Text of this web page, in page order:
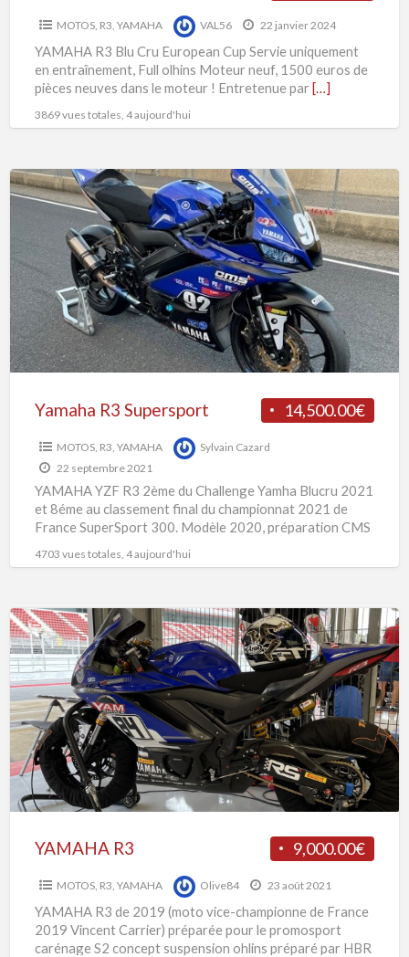
MOTOS, R3, YAMAHA VAL56 22 janvier 2024
YAMAHA R3 Blu Cru European Cup Servie uniquement
en entraînement, Full olhins Moteur neuf, 1500 euros de
pièces neuves dans le moteur ! Entretenue par[…]
3869 vues totales, 4 aujourd'hui
Yamaha
R3
Supersport
14,500.00€
Yamaha R3 Supersport
MOTOS, R3 YAMAHA
Sylvain Cazard
22 septembre 2021
YAMAHA YZF R3 2ème du Challenge Yamha Blucru 2021
et 8éme au classement final du championnat 2021 de
France SuperSport 300. Modèle 2020, préparation CMS
4703 vues totales, 4 aujourd'hui
YAMAHA
R3
9,000.00€
YAMAHA R3
MOTOS, R3 YAMAHA Olive84 23 août 2021
YAMAHA R3 de 2019 (moto vice-championne de France
2019 Vincent Carrier) préparée pour le promosport
carénage S2 concept suspension ohlins préparé par HBR